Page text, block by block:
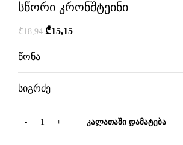
სწორი კრონშტეინი
₾18,94 ₾15,15
წონა
სიგრძე
ᲙᲐᲚᲐᲗᲐᲨᲘ ᲓᲐᲛᲐᲢᲔᲑᲐ